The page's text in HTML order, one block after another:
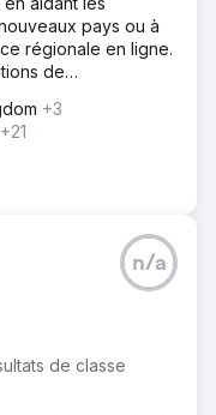
pays ou à
régionale en ligne.
de
+3
+21
de classe
n/a